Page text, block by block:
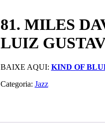
81. MILES
LUIZ
BAIXE AQUI: KIND OF
Categoria: Jazz